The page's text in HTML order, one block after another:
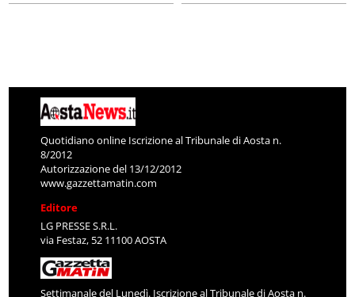
Quotidiano online Iscrizione al Tribunale di Aosta n.
8/2012
Autorizzazione del 13/12/2012
www.gazzettamatin.com
Editore
LG PRESSE S.R.L.
via Festaz, 52 11100 AOSTA
Settimanale del Lunedì. Iscrizione al Tribunale di Aosta n.